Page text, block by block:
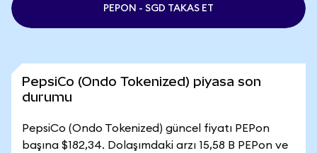
PEPON - SGD TAKAS ET
PepsiCo (Ondo Tokenized) piyasa son
durumu
PepsiCo (Ondo Tokenized) güncel fiyatı PEPon
başına $182,34. Dolaşımdaki arzı 15,58 B PEPon ve